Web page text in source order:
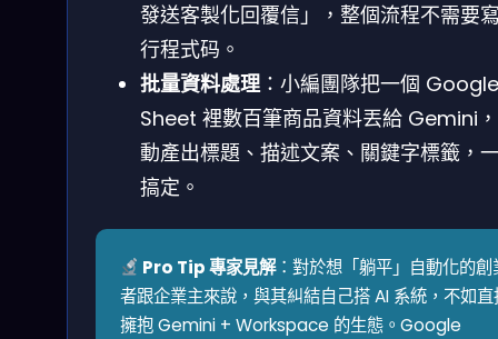
發送客製化回覆信」，整個流程不需要
行程式码。
批量資料處理：小編團隊把一個 Google
Sheet 裡數百筆商品資料丟給 Gemini
動產出標題、描述文案、關鍵字標籤，
搞定。
Pro Tip 專家見解：對於想「躺平」自動化的創
者跟企業主來說，與其糾結自己搭 AI 系統，不如直
擁抱 Gemini + Workspace 的生態。Google